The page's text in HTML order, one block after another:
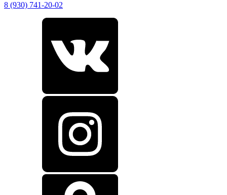
8 (930) 741-20-02